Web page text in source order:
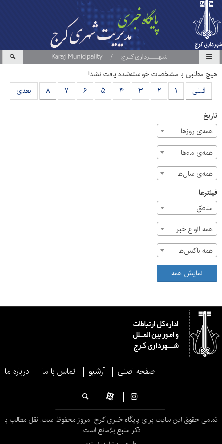
هیچ مطلبی با مشخصات خواسته‌شده یافت نشد!
قبلی
۱ ۲ ۳ ۴ ۵ ۶ ۷ ۸ بعدی
تاریخ
همه‌ی روزها
همه‌ی ماه‌ها
همه‌ی سال‌ها
فیلترها
مناطق
همه انواع خبر
همه باکس‌ها
نمایش همه
صفحه اصلی آرشیو تماس با ما درباره ما
تمامی حقوق این سایت برای پایگاه خبری کرج امروز محفوظ است. نقل مطالب با
ذکر منبع بلامانع است.